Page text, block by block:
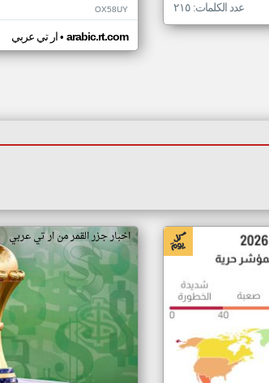
عدد الكلمات: ٢١٥ OX58UY
ار تي عربي• arabic.rt.com
اخبار جزر القمر من ار تي عربي